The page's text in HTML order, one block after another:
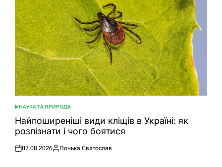
ОПУБЛІКУВАТИ
У
НАУКА ТА ПРИРОДА
Найпоширеніші види кліщів в Україні: як
розпізнати і чого боятися
Оприлюднено
07.08.2026
Опубліковано
Понька Святослав